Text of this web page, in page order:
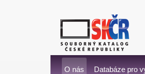
O nás Databáze pro